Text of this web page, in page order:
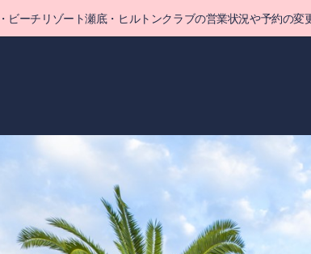
ーチリゾート瀬底・ヒルトンクラブの営業状況や予約の変